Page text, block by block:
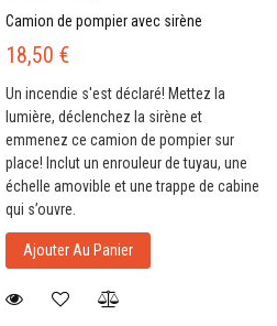
Camion de pompier avec sirène
18,50 €
Un incendie s'est déclaré! Mettez la
lumière, déclenchez la sirène et
emmenez ce camion de pompier sur
place! Inclut un enrouleur de tuyau, une
échelle amovible et une trappe de cabine
qui s’ouvre.
Ajouter Au Panier